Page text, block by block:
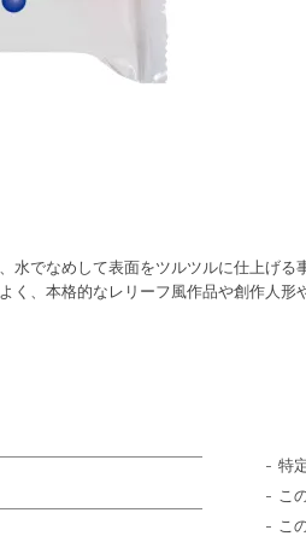
でなめして表面をツルツルに仕上げる
、本格的なレリーフ風作品や創作人
特
こ
こ